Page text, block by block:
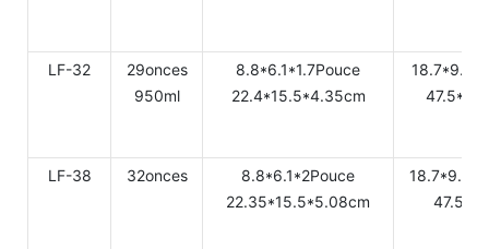
LF-32
29onces
950ml
8.8*6.1*1.7Pouce
22.4*15.5*4.35cm
LF-38 32onces
8.8*6.1*2Pouce
22.35*15.5*5.08cm